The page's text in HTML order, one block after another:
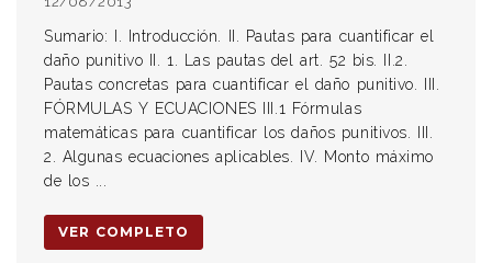
Sumario: I. Introducción. II. Pautas para cuantificar el
daño punitivo II. 1. Las pautas del art. 52 bis. II.2.
Pautas concretas para cuantificar el daño punitivo. III.
FÓRMULAS Y ECUACIONES III.1 Fórmulas
matemáticas para cuantificar los daños punitivos. III.
2. Algunas ecuaciones aplicables. IV. Monto máximo
de los ...
VER COMPLETO